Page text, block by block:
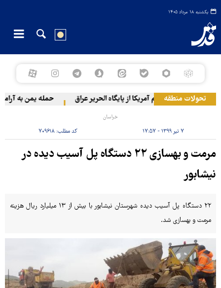
یکشنبه ۱۸ مرداد ۱۴۰۵
تحولات منطقه
خروج گام‌به‌گام آمریکا از پایگاه الحریر عراق حمله یمن به آرامکو
خراسان
۷ تیر ۱۳۹۹ - ۱۷:۵۷ کد مطلب:۷۰۹۶۱۸
مرمت و بهسازی ۲۲ دستگاه پل آسیب دیده در
نیشابور
۲۲ دستگاه پل آسیب دیده شهرستان نیشابور با بیش از ۱۳ میلیارد ریال هزینه
مرمت و بهسازی شد.